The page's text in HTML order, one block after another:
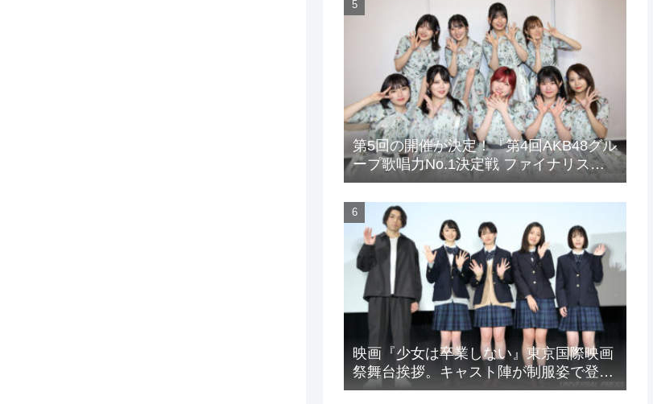
第5回の開催が決定！『第4回AKB48グル
ープ歌唱力No.1決定戦 ファイナリスト
LIVE』
映画『少女は卒業しない』東京国際映画
祭舞台挨拶。キャスト陣が制服姿で登
場！